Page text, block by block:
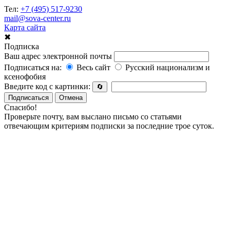
Тел: +7 (495) 517-9230
mail@sova-center.ru
Карта сайта
✖
Подписка
Ваш адрес электронной почты
Подписаться на:
Весь сайт
Русский национализм и
ксенофобия
Введите код с картинки:
🔄
Подписаться
Отмена
Спасибо!
Проверьте почту, вам выслано письмо со статьями
отвечающим критериям подписки за последние трое суток.